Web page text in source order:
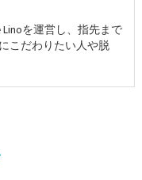
Linoを運営し、指先まで
こだわりたい人や脱